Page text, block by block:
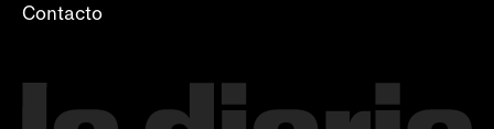
Contacto